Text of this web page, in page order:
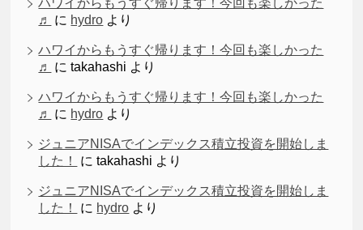
ハワイからもうすぐ帰ります！今回も楽しかった
♬
に hydro より
ハワイからもうすぐ帰ります！今回も楽しかった
♬
にtakahashi より
ハワイからもうすぐ帰ります！今回も楽しかった
♬
に hydro より
ジュニアNISAでインデックス積立投資を開始しま
した！
にtakahashi より
ジュニアNISAでインデックス積立投資を開始しま
した！
に hydro より